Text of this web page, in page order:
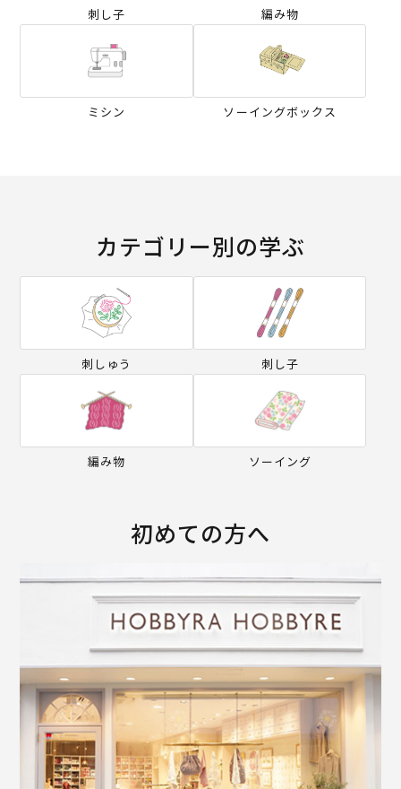
刺し子 編み物
ミシン ソーイングボックス
カテゴリー別の学ぶ
刺しゅう 刺し子
編み物 ソーイング
初めての方へ